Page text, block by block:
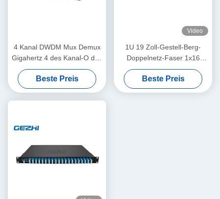
4 Kanal DWDM Mux Demux
Gigahertz 4 des Kanal-O des
Band-200
Beste Preis
Video
1U 19 Zoll-Gestell-Berg-
Doppelnetz-Faser 1x16
DWDM Mux Demux
Beste Preis